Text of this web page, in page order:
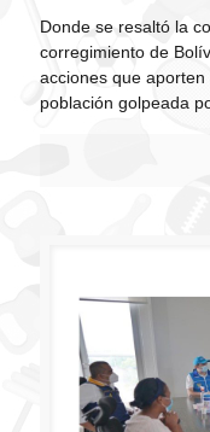
Donde se resaltó la
corregimiento de
acciones que
población golpeada